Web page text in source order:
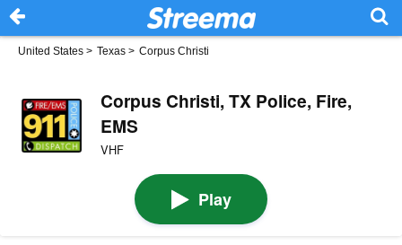
United States > Texas > Corpus Christi
Corpus Christi, TX Police, Fire,
EMS
VHF
Play